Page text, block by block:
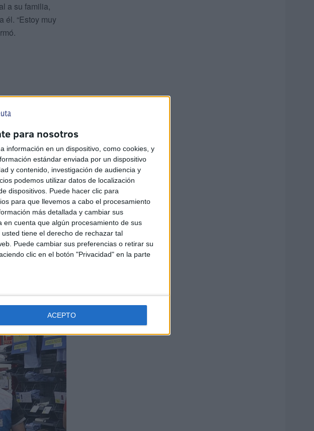
para nosotros
información en un dispositivo, como cookies, y
estándar enviada por un dispositivo
y contenido, investigación de audiencia y
podemos utilizar datos de localización
dispositivos. Puede hacer clic para
para que llevemos a cabo el procesamiento
más detallada y cambiar sus
en cuenta que algún procesamiento de sus
tiene el derecho de rechazar tal
Puede cambiar sus preferencias o retirar su
clic en el botón "Privacidad" en la parte
ACEPTO
a su familia,
él. “Estoy muy
el contrato es
trabajen
que desde hace
resuelto a través
con la
En ‘Apoya2’
cursos de